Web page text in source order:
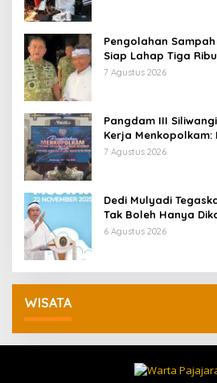
Pengolahan
Siap Lahap Tiga
Jawa Barat
7 Agustus 2026
Pangdam III
Kerja Menkopolkam:
Pemerintah
7 Agustus 2026
Dedi Mulyadi
Tak Boleh Hanya
Ekonomi
6 Agustus 2026
WISATA